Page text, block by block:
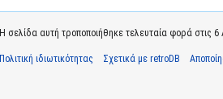
Η σελίδα αυτή τροποποιήθηκε τελευταία φορά στις 6
Πολιτική ιδιωτικότητας Σχετικά με retroDB